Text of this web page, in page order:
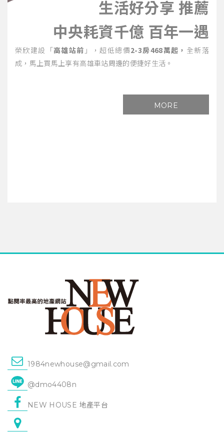
生活好分享 推薦
中央耗資千億 百年一遇
榮欣建設「高雄站前 」，超低總價2-3房468萬起， 全新落
成，馬上買馬上享有高雄車站周邊的便捷好生活。
MORE
1984newhouse@gmail.com
@dmo4408n
NEW HOUSE 地產平台